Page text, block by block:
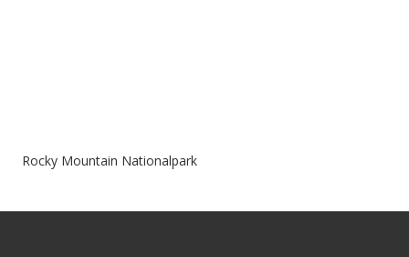
Rocky Mountain Nationalpark